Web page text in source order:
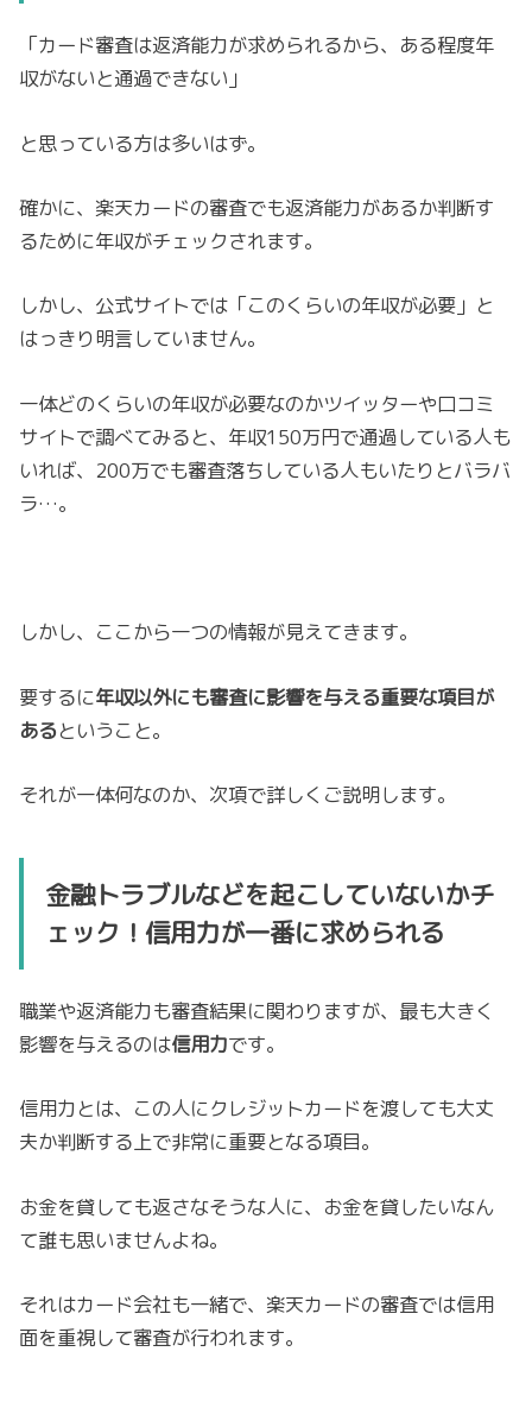
「カード審査は返済能力が求められるから、ある程度年
収がないと通過できない」
と思っている方は多いはず。
確かに、楽天カードの審査でも返済能力があるか判断す
るために年収がチェックされます。
しかし、公式サイトでは「このくらいの年収が必要」と
はっきり明言していません。
一体どのくらいの年収が必要なのかツイッターや口コミ
サイトで調べてみると、年収150万円で通過している人も
いれば、200万でも審査落ちしている人もいたりとバラバ
ラ…。
しかし、ここから一つの情報が見えてきます。
要するに年収以外にも審査に影響を与える重要な項目が
あるということ。
それが一体何なのか、次項で詳しくご説明します。
金融トラブルなどを起こしていないかチ
ェック！信用力が一番に求められる
職業や返済能力も審査結果に関わりますが、最も大きく
影響を与えるのは信用力です。
信用力とは、この人にクレジットカードを渡しても大丈
夫か判断する上で非常に重要となる項目。
お金を貸しても返さなそうな人に、お金を貸したいなん
て誰も思いませんよね。
それはカード会社も一緒で、楽天カードの審査では信用
面を重視して審査が行われます。